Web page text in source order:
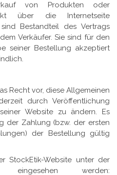
von Produkten oder
über die Internetseite
sind Bestandteil des Vertrags
Verkäufer. Sie sind für den
seiner Bestellung akzeptiert
Recht vor, diese Allgemeinen
durch Veröffentlichung
Website zu ändern. Es
der Zahlung (bzw. der ersten
der Bestellung gültig
StockEtik-Website unter der
eingesehen werden: